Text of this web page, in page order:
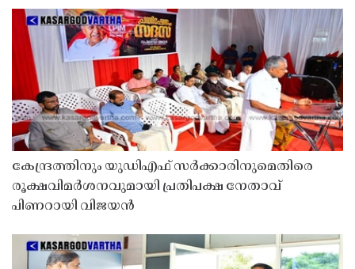
കേന്ദ്രത്തിനും യുഡിഎഫ് സർക്കാരിനുമെതിരെ
രൂക്ഷവിമർശനവുമായി പ്രതിപക്ഷ നേതാവ്
പിണറായി വിജയൻ